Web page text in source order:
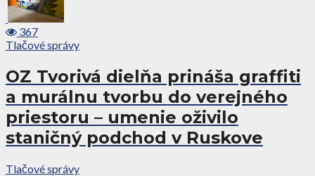
367
Tlačové správy
OZ Tvorivá dielňa prináša graffiti
a murálnu tvorbu do verejného
priestoru – umenie oživilo
staničný podchod v Ruskove
Tlačové správy